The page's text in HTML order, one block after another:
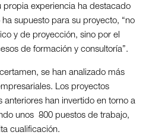
propia experiencia ha destacado
supuesto para su proyecto, “no
y de proyección, sino por el
de formación y consultoría”.
se han analizado más
Los proyectos
han invertido en torno a
unos 800 puestos de trabajo,
cualificación.